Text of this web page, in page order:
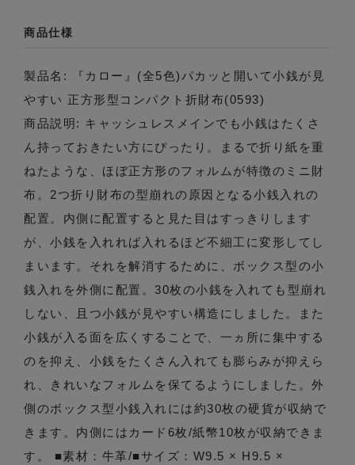
商品仕様
製品名: 『カロー』(全5色)パカッと開いて小銭が見
やすい 正方形型コンパクト折財布(0593)
商品説明: キャッシュレスメインでも小銭はたくさ
ん持っておきたい方にぴったり。まるで折り紙を重
ねたような、ほぼ正方形のフォルムが特徴のミニ財
布。2つ折り財布の型崩れの原因となる小銭入れの
配置。内側に配置すると見た目はすっきりします
が、小銭を入れれば入れるほど不細工に変形してし
まいます。それを解消するために、ボックス型の小
銭入れを外側に配置。30枚の小銭を入れても型崩れ
しない、且つ小銭が見やすい構造にしました。また
小銭が入る面を広くすることで、一ヵ所に集中する
のを抑え、小銭をたくさん入れても膨らみが抑えら
れ、きれいなフォルムを保てるようにしました。外
側のボックス型小銭入れには約30枚の硬貨が収納で
きます。内側にはカード6枚/紙幣10枚が収納できま
す。 ■素材：牛革/■サイズ：W9.5 × H9.5 ×